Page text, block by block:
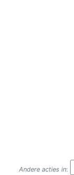
Andere acties in: